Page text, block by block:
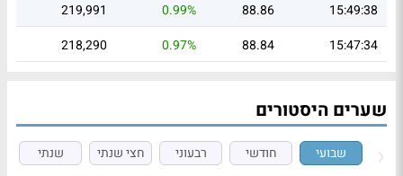
15:49:38
88.86
0.99%
219,991
15:47:34
88.84
0.97%
218,290
שערים היסטורים
שבועי חודשי רבעוני חצי שנתי שנתי